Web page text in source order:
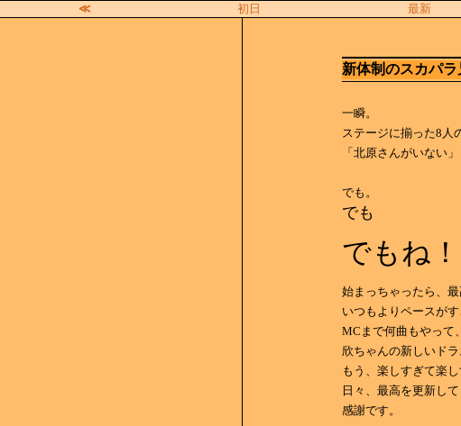
≪ 初日 最新
新体制のスカパラ
一瞬。
ステージに揃った8人
「北原さんがいない
でも。
でも
でもね！
始まっちゃったら、最
いつもよりペースがす
MCまで何曲もやって
欣ちゃんの新しいド
もう、楽しすぎて楽し
日々、最高を更新し
感謝です。